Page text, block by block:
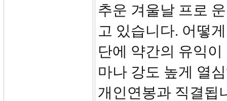
추운 겨울날 프로
고 있습니다. 어떻
단에 약간의 유익
마나 강도 높게 열
개인연봉과 직결됩